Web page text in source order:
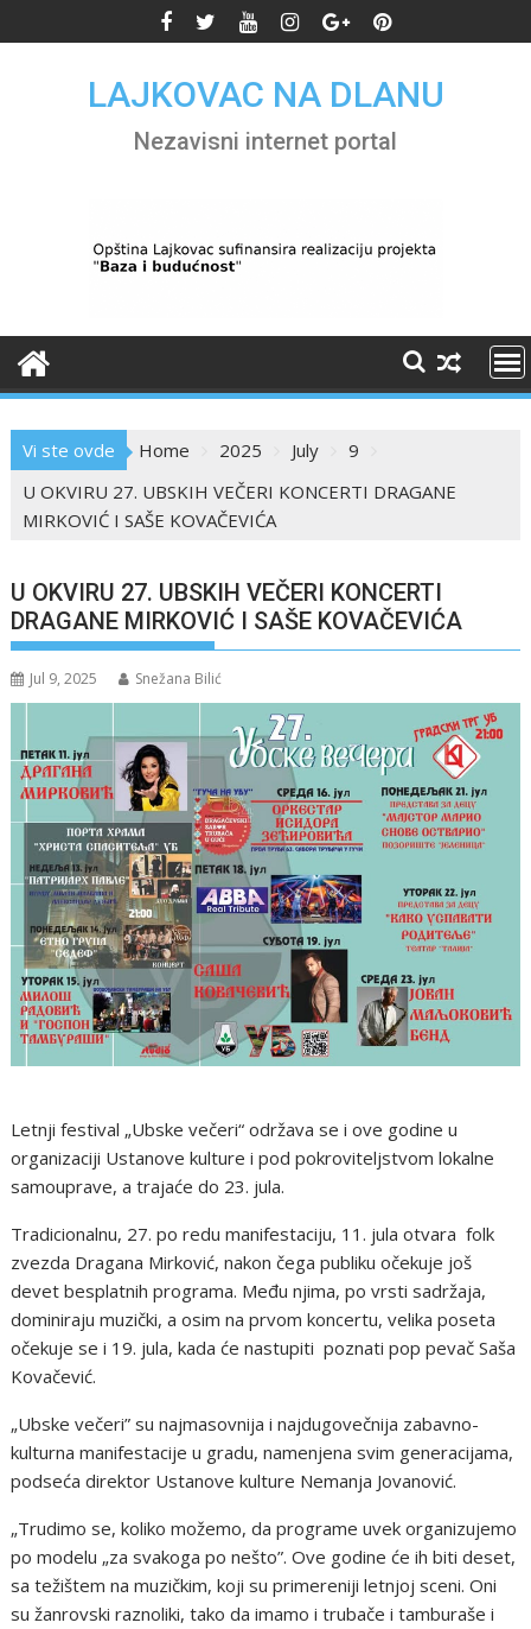
to
LAJKOVAC NA DLANU
Nezavisni internet portal
Vi ste ovde Home 2025 July
9
U OKVIRU 27. UBSKIH VEČERI KONCERTI DRAGANE
MIRKOVIĆ I SAŠE KOVAČEVIĆA
U OKVIRU 27. UBSKIH VEČERI KONCERTI
DRAGANE MIRKOVIĆ I SAŠE KOVAČEVIĆA
Jul 9, 2025 Snežana Bilić
Letnji festival „Ubske večeri“ održava se i ove godine u
organizaciji Ustanove kulture i pod pokroviteljstvom lokalne
samouprave, a trajaće do 23. jula.
Tradicionalnu, 27. po redu manifestaciju, 11. jula otvara folk
zvezda Dragana Mirković, nakon čega publiku očekuje još
devet besplatnih programa. Među njima, po vrsti sadržaja,
dominiraju muzički, a osim na prvom koncertu, velika poseta
očekuje se i 19. jula, kada će nastupiti poznati pop pevač Saša
Kovačević.
„Ubske večeri” su najmasovnija i najdugovečnija zabavno-
kulturna manifestacije u gradu, namenjena svim generacijama,
podseća direktor Ustanove kulture Nemanja Jovanović.
„Trudimo se, koliko možemo, da programe uvek organizujemo
po modelu „za svakoga po nešto”. Ove godine će ih biti deset,
sa težištem na muzičkim, koji su primereniji letnjoj sceni. Oni
su žanrovski raznoliki, tako da imamo i trubače i tamburaše i